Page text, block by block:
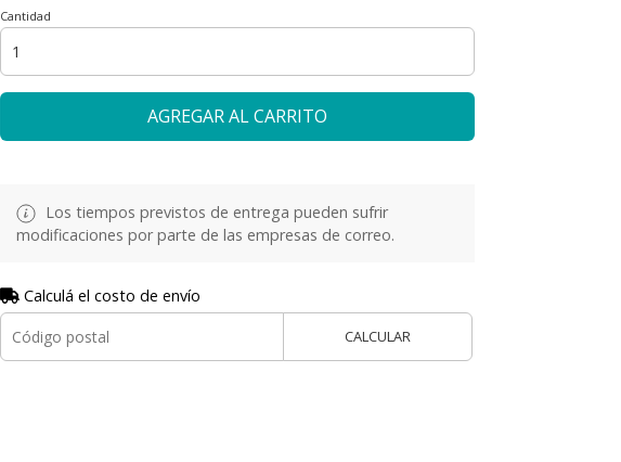
Cantidad
AGREGAR AL CARRITO
Los tiempos previstos de entrega pueden sufrir
modificaciones por parte de las empresas de correo.
Calculá el costo de envío
CALCULAR